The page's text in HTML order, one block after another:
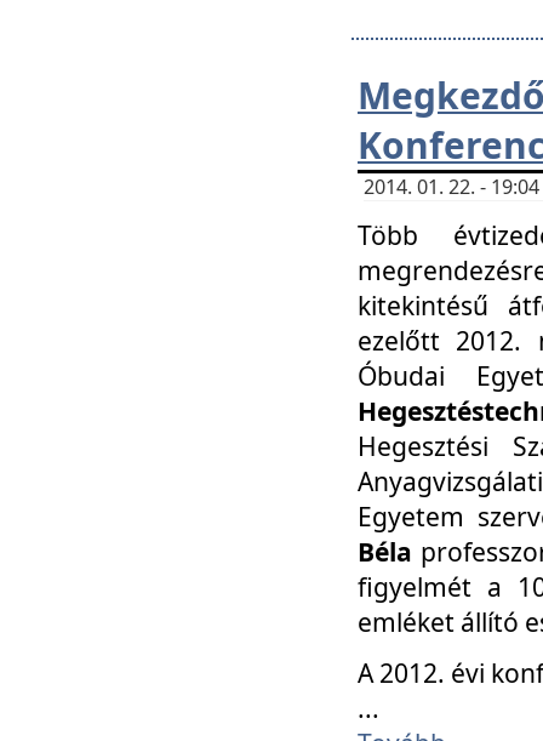
2014. 01. 22. -
Több
kitekintésű
ezelőtt 2012.
Óbudai
Hegesztési
Egyetem
Béla
figyelmét a
emléket állító
A 2012. évi
...